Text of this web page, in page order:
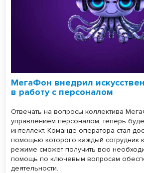
МегаФон внедрил
в работу с персоналом
Отвечать на вопросы коллектива
управлением персоналом, теперь
интеллект. Команде оператора стал
помощью которого каждый сотрудник
режиме сможет получить всю
помощь по ключевым вопросам
деятельности.